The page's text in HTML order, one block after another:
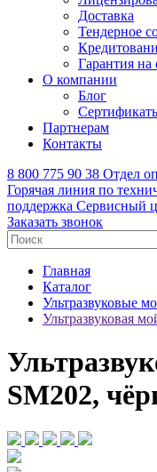
Доставка
Тендерное
Гарантия на
О компании
Блог
Партнерам
Контакты
8 800 775 90 38 Отдел
Горячая линия по
поддержка Сервисный
Заказать звонок
Главная
Каталог
Ультразвуковые
Ультразвуковая
SM202,